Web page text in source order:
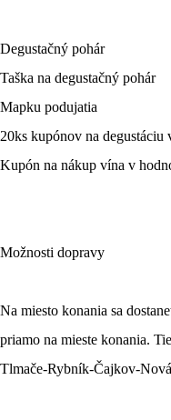
Degustačný pohár
Taška na degustačný pohár
Mapku podujatia
20ks kupónov na degustáciu
Kupón na nákup vína v
Možnosti dopravy
Na miesto konania sa
priamo na mieste konania.
Tlmače-Rybník-Čajkov-